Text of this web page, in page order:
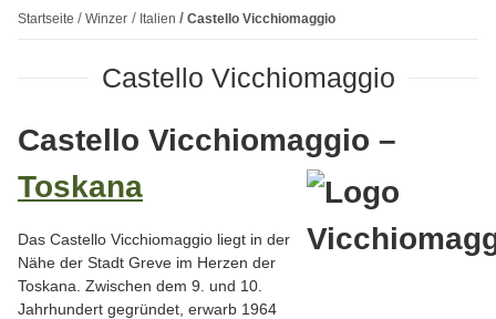
Startseite Winzer Italien Castello Vicchiomaggio
Castello Vicchiomaggio
Castello Vicchiomaggio –
Toskana
Das Castello Vicchiomaggio liegt in der
Nähe der Stadt Greve im Herzen der
Toskana. Zwischen dem 9. und 10.
Jahrhundert gegründet, erwarb 1964